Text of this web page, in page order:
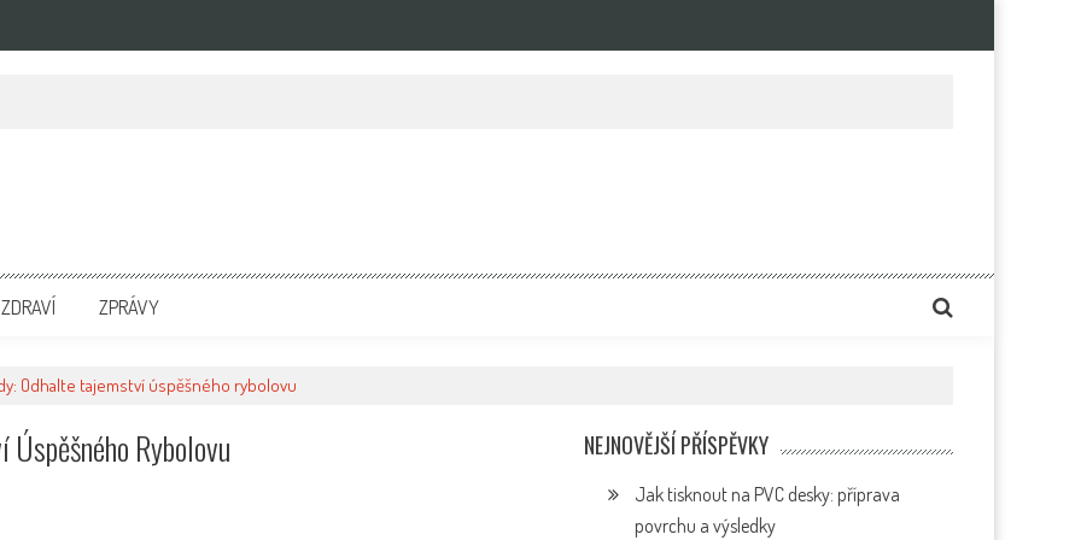
portálech. Press Media. Kde vydat Tiskovou zprávu? Na portále eKompetence
ZDRAVÍ ZPRÁVY
Odhalte tajemství úspěšného rybolovu
Rybolovu NEJNOVĚJŠÍ PŘÍSPĚVKY
Jak tisknout na PVC desky: příprava
povrchu a výsledky